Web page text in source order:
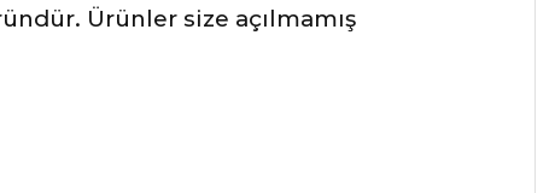
Ürünler size açılmamış